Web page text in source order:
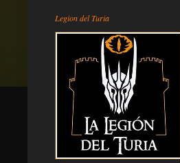
Legion del Turia